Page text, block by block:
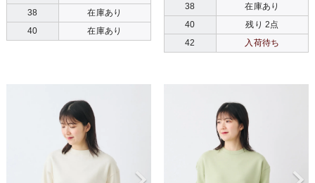
38
在庫あり
40
在庫あり
38
在庫あり
40
残り 2点
42
入荷待ち